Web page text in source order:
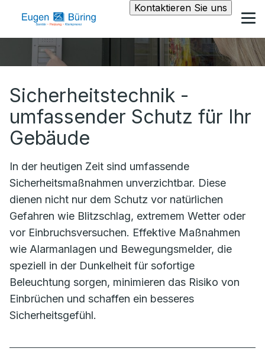
Kontaktieren Sie uns
Sicherheitstechnik -
umfassender Schutz für Ihr
Gebäude
In der heutigen Zeit sind umfassende
Sicherheitsmaßnahmen unverzichtbar. Diese
dienen nicht nur dem Schutz vor natürlichen
Gefahren wie Blitzschlag, extremem Wetter oder
vor Einbruchsversuchen. Effektive Maßnahmen
wie Alarmanlagen und Bewegungsmelder, die
speziell in der Dunkelheit für sofortige
Beleuchtung sorgen, minimieren das Risiko von
Einbrüchen und schaffen ein besseres
Sicherheitsgefühl.